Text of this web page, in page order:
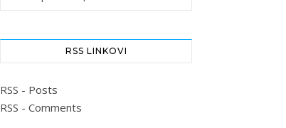
RSS LINKOVI
RSS - Posts
RSS - Comments